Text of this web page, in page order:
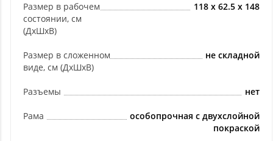
Размер в рабочем
состоянии, см
(ДхШхВ)
118 х 62.5 х 148
Размер в сложенном
виде, см (ДхШхВ)
не складной
Разъемы нет
Рама
особопрочная с двухслойной
покраской